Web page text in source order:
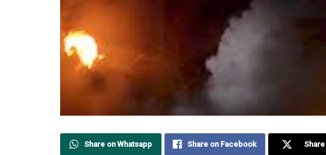
Share on Whatsapp Share on Facebook